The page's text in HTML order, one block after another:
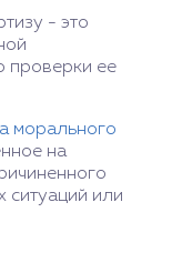
- это
проверки ее
морального
на
ситуаций или